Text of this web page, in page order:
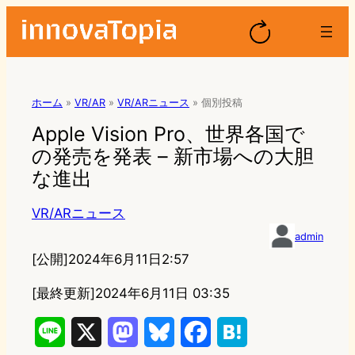
ホーム » VR/AR » VR/ARニュース » 個別投稿
Apple Vision Pro、世界各国で
の発売を発表 – 新市場への大胆
な進出
VR/ARニュース
admin
[公開]2024年6月11日2:57
[最終更新]2024年6月11日 03:35